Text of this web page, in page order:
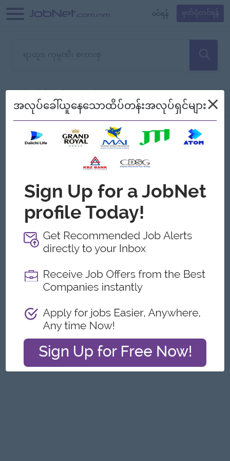
၀င်ရန် မှတ်ပုံတင်ရန်
သော အလုပ်မရှိသေးပါ။
စစ်ရန် စဉ်၍ကြည့်မည်
Myanmar
အလုပ်ခေါ်ယူနေသောထိပ်တန်းအလုပ်ရှင်များ×